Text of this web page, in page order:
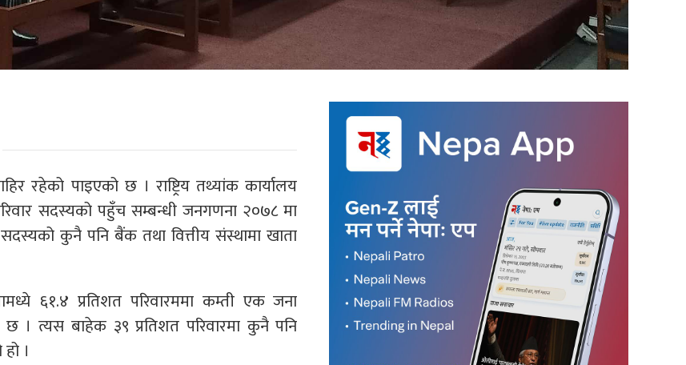
रहेको पाइएको छ । राष्ट्रिय तथ्यांक कार्यालय
सदस्यको पहुँच सम्बन्धी जनगणना २०७८ मा
कुनै पनि बैंक तथा वित्तीय संस्थामा खाता
६१.४ प्रतिशत परिवारममा कम्ती एक जना
। त्यस बाहेक ३९ प्रतिशत परिवारमा कुनै पनि
।